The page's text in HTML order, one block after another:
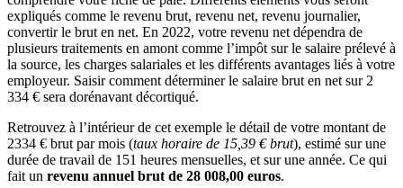
expliqués comme le revenu brut, revenu net, revenu journalier,
convertir le brut en net. En 2022, votre revenu net dépendra de
plusieurs traitements en amont comme l’impôt sur le salaire prélevé à
la source, les charges salariales et les différents avantages liés à votre
employeur. Saisir comment déterminer le salaire brut en net sur 2
334 € sera dorénavant décortiqué.
Retrouvez à l’intérieur de cet exemple le détail de votre montant de
2334 € brut par mois (taux horaire de 15,39 € brut), estimé sur une
durée de travail de 151 heures mensuelles, et sur une année. Ce qui
fait un revenu annuel brut de 28 008,00 euros.